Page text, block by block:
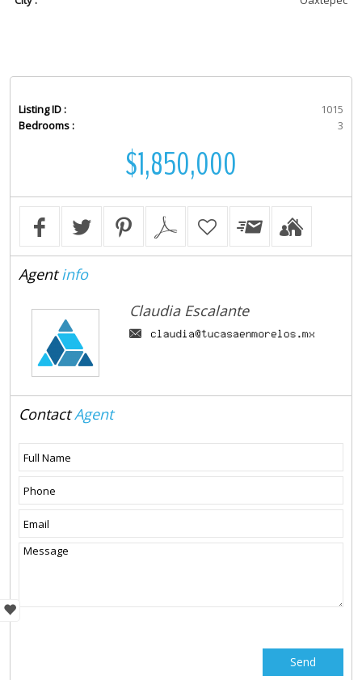
Listing ID :
1015
Bedrooms :
3
$1,850,000
Agentinfo
Claudia Escalante
ContactAgent